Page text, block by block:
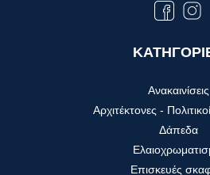
Ανακαινίσεις
Αρχιτέκτονες -
Δάπεδα
Επισκευές